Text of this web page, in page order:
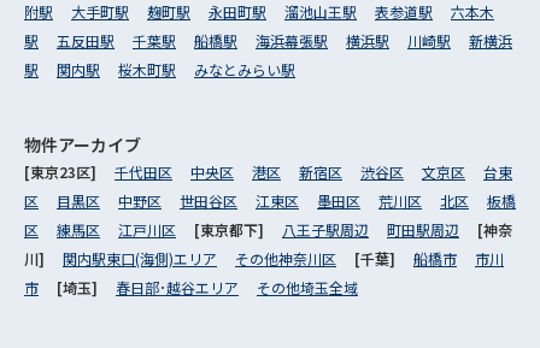
附駅
大手町駅 麹町駅 永田町駅 溜池山王駅 表参道駅
六本木
駅
五反田駅 千葉駅 船橋駅 海浜幕張駅 横浜駅 川崎駅
新横浜
駅
関内駅 桜木町駅 みなとみらい駅
物件アーカイブ
[東京23区] 千代田区 中央区 港区 新宿区 渋谷区 文京区
台東
区
目黒区 中野区 世田谷区 江東区 墨田区 荒川区 北区
板橋
区
練馬区 江戸川区 [東京都下] 八王子駅周辺 町田駅周辺
[神奈
川] 関内駅東口(海側)エリア その他神奈川区 [千葉] 船橋市
市川
市
[埼玉] 春日部･越谷エリア その他埼玉全域